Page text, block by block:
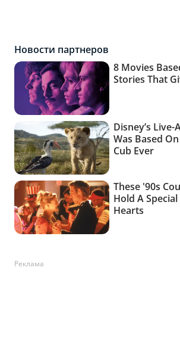
Реклама